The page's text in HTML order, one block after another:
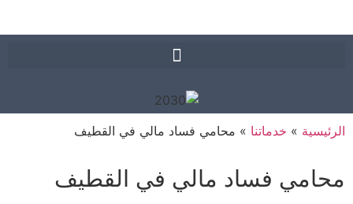
»خدماتنا»محامي فساد مالي في القطيف
فساد مالي في القطيف